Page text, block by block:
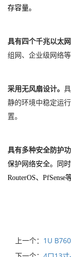
存容量。
具有四个千兆以太
组网、企业级网络等
采用无风扇设计。
静的环境中稳定运
置。
具有多种安全防护功
保护网络安全。同
RouterOS、
上一个： 1U